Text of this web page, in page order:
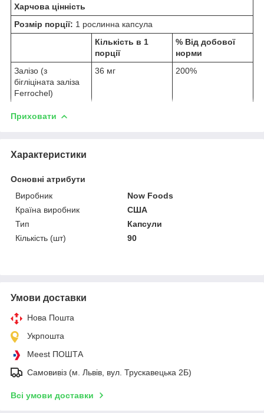
Харчова цінність
Розмір порції: 1 рослинна капсула
Кількість в 1
порції
% Від добової
норми
Залізо (з
бігліціната заліза
Ferrochel)
36 мг 200%
Приховати
Характеристики
Основні атрибути
Виробник
Now Foods
Країна виробник
США
Тип
Капсули
Кількість (шт)
90
Умови доставки
Нова Пошта
Укрпошта
Meest ПОШТА
Самовивіз (м. Львів, вул. Трускавецька 2Б)
Всі умови доставки